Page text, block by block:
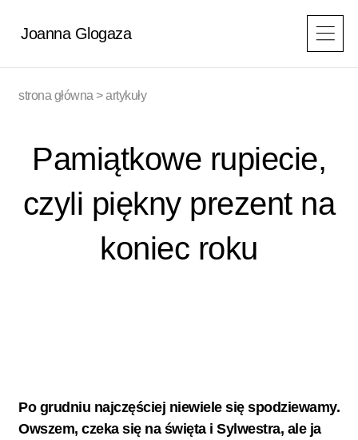
Joanna Glogaza
strona główna >artykuły
Pamiątkowe rupiecie,
czyli piękny prezent na
koniec roku
Po grudniu najczęściej niewiele się spodziewamy.
Owszem, czeka się na święta i Sylwestra, ale ja